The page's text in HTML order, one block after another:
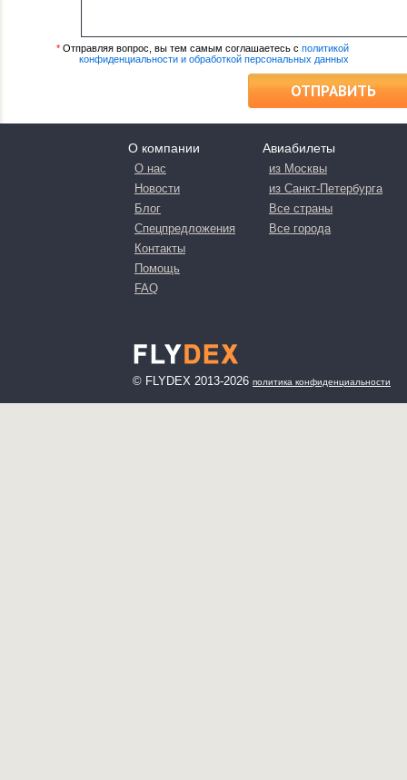
* Отправляя вопрос, вы тем самым соглашаетесь с политикой
конфиденциальности и обработкой персональных данных
ОТПРАВИТЬ
О компании
О нас
Новости
Блог
Спецпредложения
Контакты
Помощь
FAQ
Авиабилеты
из Москвы
из Санкт-Петербурга
Все страны
Все города
© FLYDEX 2013-2026 политика конфиденциальности